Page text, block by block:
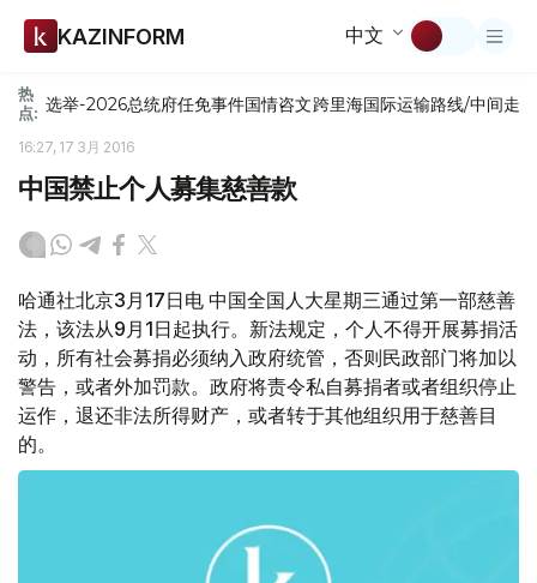
KAZINFORM 中文
热
点: 选举-2026总统府任免事件国情咨文跨里海国际运输路线/中间走廊
16:27, 17 3月 2016
中国禁止个人募集慈善款
哈通社北京3月17日电 中国全国人大星期三通过第一部慈善
法，该法从9月1日起执行。新法规定，个人不得开展募捐活
动，所有社会募捐必须纳入政府统管，否则民政部门将加以
警告，或者外加罚款。政府将责令私自募捐者或者组织停止
运作，退还非法所得财产，或者转于其他组织用于慈善目
的。